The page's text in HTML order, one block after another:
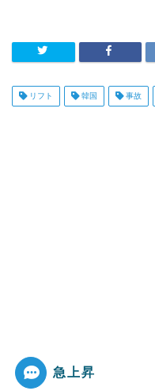
リフト 韓国 事故
急上昇